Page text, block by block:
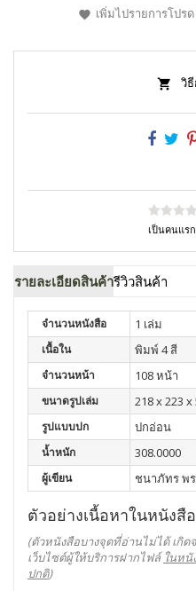
เพิ่มไปรายการโปรด
วิ
เป็นคนแร
รายละเอียดสินค้ารีวิวสินค้า
จำนวนหนังสือ 1 เล่ม
เนื้อใน พิมพ์ 4 สี
จำนวนหน้า 108 หน้า
ขนาดรูปเล่ม 218 x 223
รูปแบบปก ปกอ่อน
น้ำหนัก 308.0000
ผู้เขียน ชนาภัทร พ
ตัวอย่างเนื้อหาในหนังสือ
(ตัวหนังสือบางจุดที่อ่านไม่ได้ เกิ
เว็บไซต์ผู้ให้บริการฝากไฟล์ ในหนั
ปกติ)